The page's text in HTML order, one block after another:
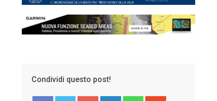
Condividi questo post!